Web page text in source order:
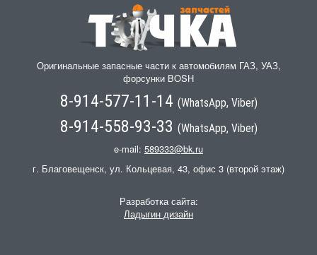
Оригинальные запасные части к автомобилям ГАЗ, УАЗ,
форсунки BOSH
8-914-577-11-14 (WhatsApp, Viber)
8-914-558-93-33 (WhatsApp, Viber)
e-mail: 589333@bk.ru
г. Благовещенск, ул. Кольцевая, 43, офис 3 (второй этаж)
Разработка сайта:
Ладыгин дизайн